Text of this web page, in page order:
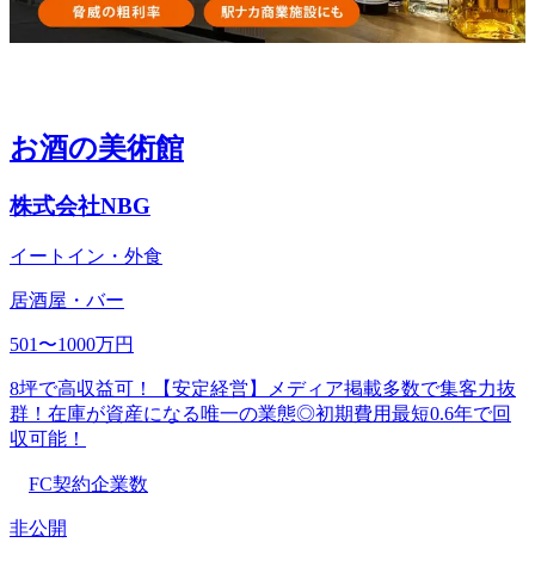
お酒の美術館
株式会社NBG
イートイン・外食
居酒屋・バー
501〜1000万円
8坪で高収益可！【安定経営】メディア掲載多数で集客力抜
群！在庫が資産になる唯一の業態◎初期費用最短0.6年で回
収可能！
FC契約企業数
非公開